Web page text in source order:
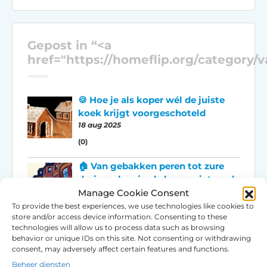
Manage Cookie Consent
To provide the best experiences, we use technologies like cookies to
store and/or access device information. Consenting to these
technologies will allow us to process data such as browsing
behavior or unique IDs on this site. Not consenting or withdrawing
consent, may adversely affect certain features and functions.
Beheer diensten
Gepost in “<a
href="https://homeflip.org/category/
🍪 Hoe je als koper wél de juiste
koek krijgt voorgeschoteld
18 aug 2025
(0)
🏠 Van gebakken peren tot zure
druiven: hoe je als koper niet op de
blaren hoeft te zitten
18 aug 2025
(0)
Tegemoetkomingen voor werken